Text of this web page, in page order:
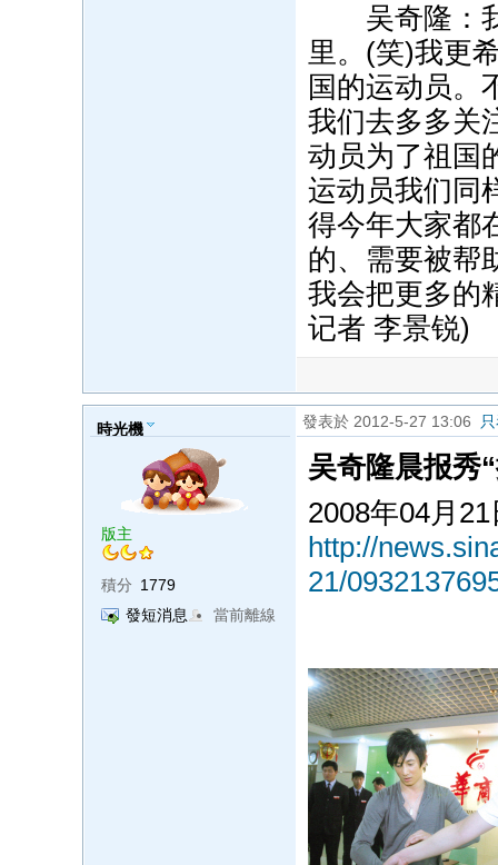
吴奇隆：我
里。(笑)我更
国的运动员。
我们去多多关
动员为了祖国
运动员我们同
得今年大家都
的、需要被帮
我会把更多的
记者 李景锐)
時光機
版主
積分 1779
發短消息
當前離線
發表於 2012-5-27 13:06
吴奇隆晨报秀
2008年04月
http://
21/